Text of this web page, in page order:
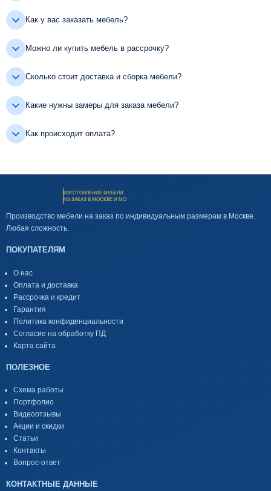
Как у вас заказать мебель?
Можно ли купить мебель в рассрочку?
Сколько стоит доставка и сборка мебели?
Какие нужны замеры для заказа мебели?
Как происходит оплата?
ИЗГОТОВЛЕНИЕ МЕБЕЛИ
НА ЗАКАЗ В МОСКВЕ И МО
Производство мебели на заказ по индивидуальным размерам в Москве.
Любая сложность.
ПОКУПАТЕЛЯМ
О нас
Оплата и доставка
Рассрочка и кредит
Гарантия
Политика конфиденциальности
Согласие на обработку ПД
Карта сайта
ПОЛЕЗНОЕ
Схема работы
Портфолио
Видеоотзывы
Акции и скидки
Статьи
Контакты
Вопрос-ответ
КОНТАКТНЫЕ ДАННЫЕ